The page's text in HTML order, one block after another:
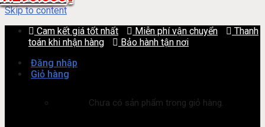
Skip to content
Cam kết giá tốt nhất
Miễn phí vận chuyển
Thanh
toán khi nhận hàng
Bảo hành tận nơi
Đăng nhập
Giỏ hàng
Chưa có sản phẩm trong giỏ hàng.